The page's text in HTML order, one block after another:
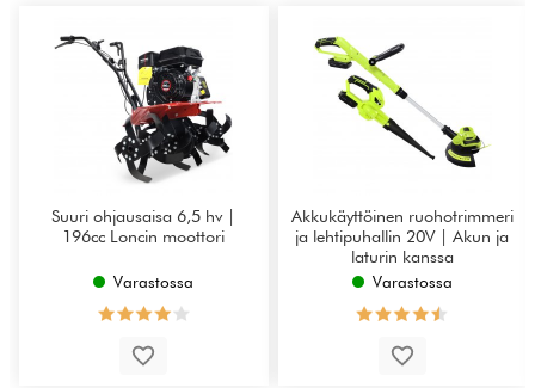
Suuri ohjausaisa 6,5 hv |
196cc Loncin moottori
Varastossa
Akkukäyttöinen ruohotrimmeri
ja lehtipuhallin 20V | Akun ja
laturin kanssa
Varastossa